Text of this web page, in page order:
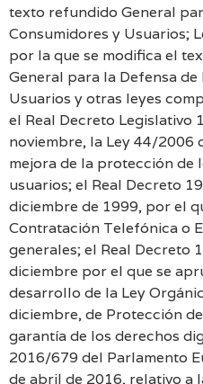
texto refundido General
Consumidores y Usuarios;
por la que se modifica el
General para la Defensa
Usuarios y otras leyes
el Real Decreto Legislativo
noviembre, la Ley 44/2006
mejora de la protección de
usuarios; el Real Decreto
diciembre de 1999, por el
Contratación Telefónica o
generales; el Real Decreto
diciembre por el que se
desarrollo de la Ley
diciembre, de Protección
garantía de los derechos
2016/679 del Parlamento
de abril de 2016, relativo a